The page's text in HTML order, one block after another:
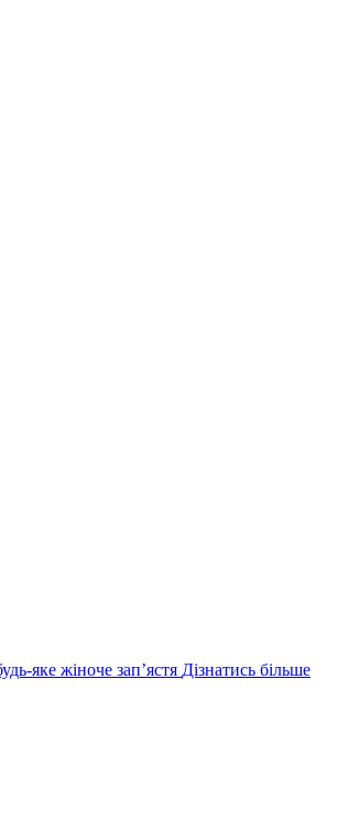
яке жіноче запʼястя Дізнатись більше